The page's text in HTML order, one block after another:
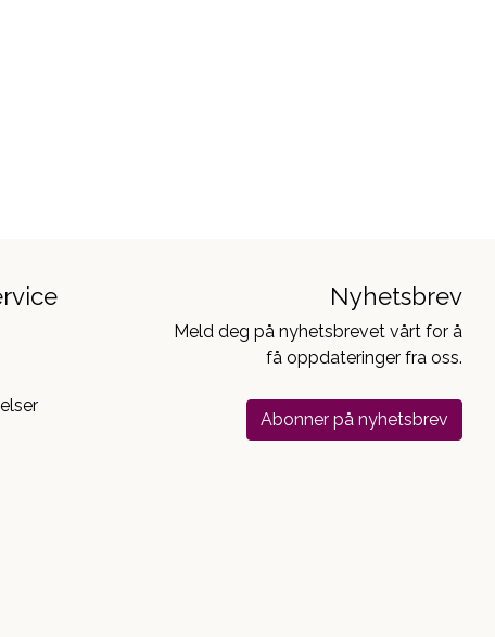
Nyhetsbrev
Meld deg på nyhetsbrevet vårt for å
få oppdateringer fra oss.
Abonner på nyhetsbrev